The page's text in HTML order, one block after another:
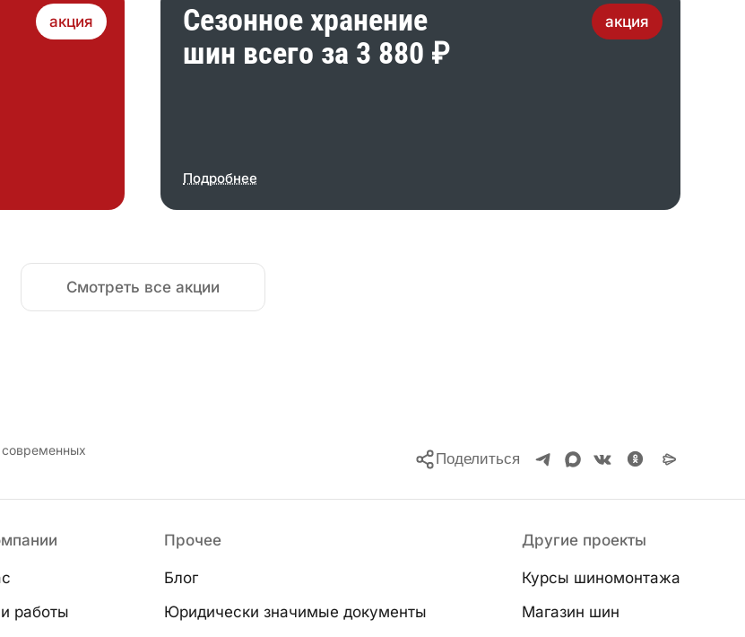
акция
Сезонное хранение
шин всего за 3 880 ₽
Подробнее
акция
Смотреть все акции
современных
Поделиться
работы
Прочее
Блог
Юридически значимые документы
Другие проекты
Курсы шиномонтажа
Магазин шин